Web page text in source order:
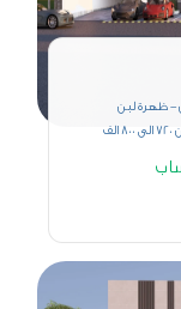
- ظهرة لبن